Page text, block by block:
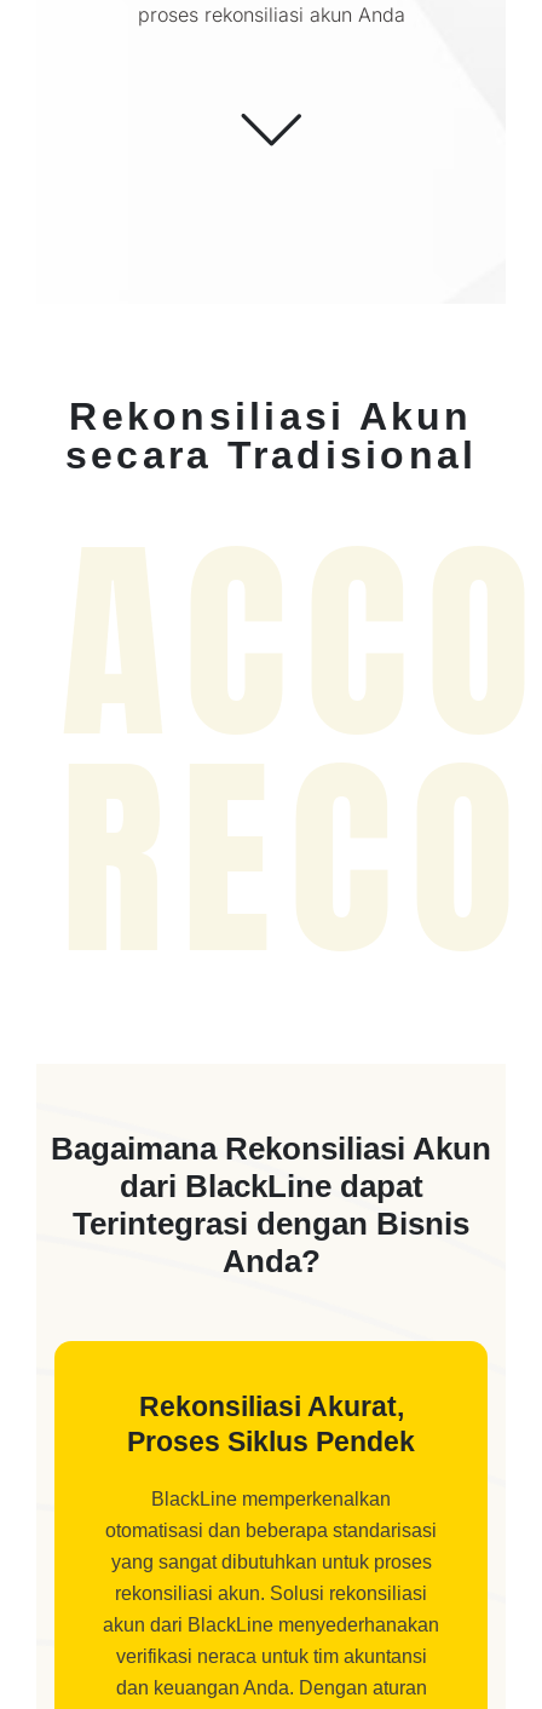
proses rekonsiliasi akun Anda
Rekonsiliasi Akun
secara Tradisional
Bagaimana Rekonsiliasi Akun
dari BlackLine dapat
Terintegrasi dengan Bisnis
Anda?
Rekonsiliasi Akurat,
Proses Siklus Pendek
BlackLine memperkenalkan
otomatisasi dan beberapa standarisasi
yang sangat dibutuhkan untuk proses
rekonsiliasi akun. Solusi rekonsiliasi
akun dari BlackLine menyederhanakan
verifikasi neraca untuk tim akuntansi
dan keuangan Anda. Dengan aturan